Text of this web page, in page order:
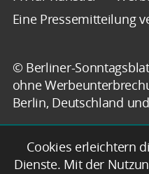
Eine Pressemitteilung
© Berliner-
ohne
Berlin, Deutschland
Cookies erleichtern
Dienste. Mit der